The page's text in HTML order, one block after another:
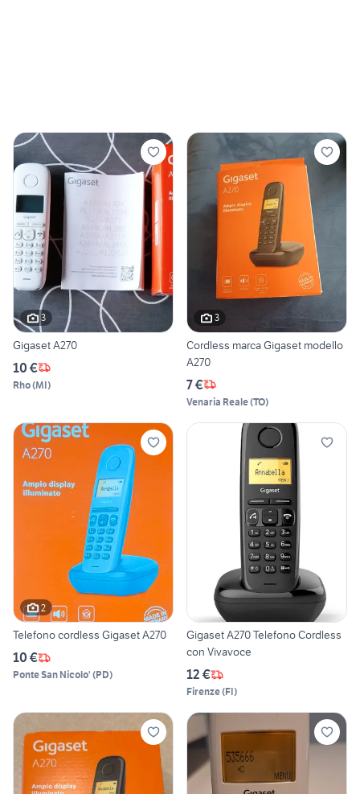
3
Gigaset A270
10 €
Rho(MI)
3
Cordless marca Gigaset modello
A270
7 €
Venaria Reale(TO)
2
Telefono cordless Gigaset A270
10 €
Ponte San Nicolo' (PD)
Gigaset A270 Telefono Cordless
con Vivavoce
12 €
Firenze(FI)